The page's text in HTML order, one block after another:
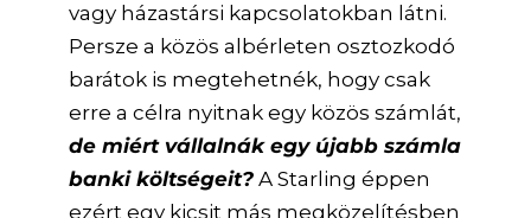
vagy házastársi kapcsolatokban látni.
Persze a közös albérleten osztozkodó
barátok is megtehetnék, hogy csak
erre a célra nyitnak egy közös számlát,
de miért vállalnák egy újabb számla
banki költségeit?A Starling éppen
ezért egy kicsit más megközelítésben